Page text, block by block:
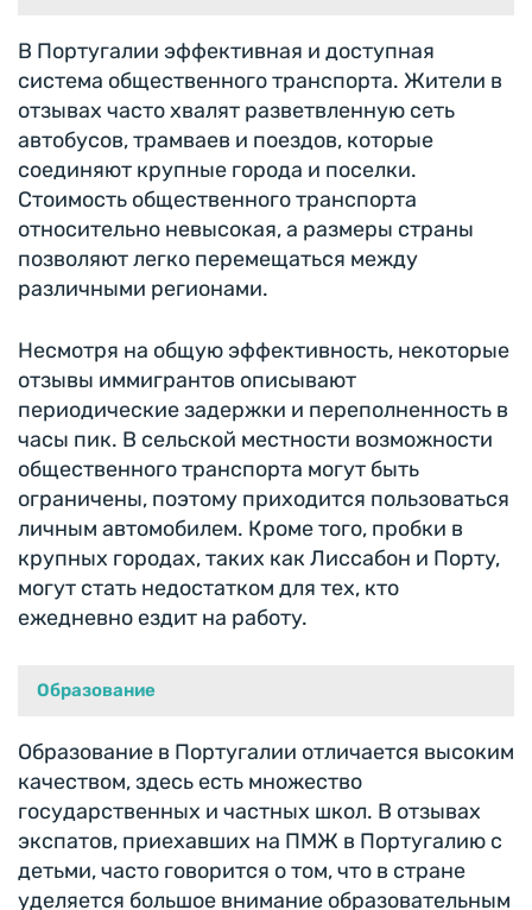
В Португалии эффективная и доступная
система общественного транспорта. Жители в
отзывах часто хвалят разветвленную сеть
автобусов, трамваев и поездов, которые
соединяют крупные города и поселки.
Стоимость общественного транспорта
относительно невысокая, а размеры страны
позволяют легко перемещаться между
различными регионами.
Несмотря на общую эффективность, некоторые
отзывы иммигрантов описывают
периодические задержки и переполненность в
часы пик. В сельской местности возможности
общественного транспорта могут быть
ограничены, поэтому приходится пользоваться
личным автомобилем. Кроме того, пробки в
крупных городах, таких как Лиссабон и Порту,
могут стать недостатком для тех, кто
ежедневно ездит на работу.
Образование
Образование в Португалии отличается высоким
качеством, здесь есть множество
государственных и частных школ. В отзывах
экспатов, приехавших на ПМЖ в Португалию с
детьми, часто говорится о том, что в стране
уделяется большое внимание образовательным